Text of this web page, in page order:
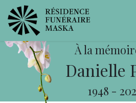
À la
Danielle
1948 -